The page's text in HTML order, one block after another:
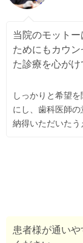
当院のモット
ためにもカウ
た診療を心がけ
しっかりと希望
にし、歯科医師
納得いただいたう
患者様が通い